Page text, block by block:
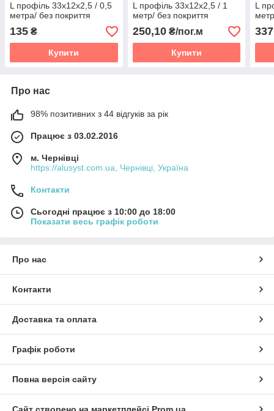
L профіль 33х12х2,5 / 0,5
метра/ без покриття
135 ₴
Купити
L профіль 33х12х2,5 / 1
метр/ без покриття
250,10₴/пог.м
Купити
L
Про нас
98% позитивних з 44 відгуків за рік
Працює з 03.02.2016
м. Чернівці
https://alusyst.com.ua, Чернівці, Україна
Контакти
Сьогодні працює з 10:00 до 18:00
Показати весь графік роботи
Про нас
Контакти
Доставка та оплата
Графік роботи
Повна версія сайту